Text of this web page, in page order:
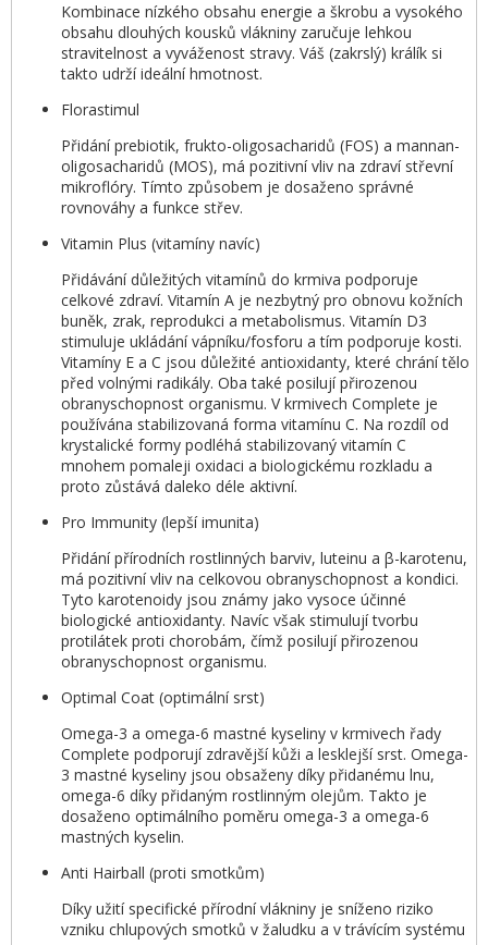
Kombinace nízkého obsahu energie a škrobu a vysokého
obsahu dlouhých kousků vlákniny zaručuje lehkou
stravitelnost a vyváženost stravy. Váš (zakrslý) králík si
takto udrží ideální hmotnost.
Florastimul
Přidání prebiotik, frukto-oligosacharidů (FOS) a mannan-
oligosacharidů (MOS), má pozitivní vliv na zdraví střevní
mikroflóry. Tímto způsobem je dosaženo správné
rovnováhy a funkce střev.
Vitamin Plus (vitamíny navíc)
Přidávání důležitých vitamínů do krmiva podporuje
celkové zdraví. Vitamín A je nezbytný pro obnovu kožních
buněk, zrak, reprodukci a metabolismus. Vitamín D3
stimuluje ukládání vápníku/fosforu a tím podporuje kosti.
Vitamíny E a C jsou důležité antioxidanty, které chrání tělo
před volnými radikály. Oba také posilují přirozenou
obranyschopnost organismu. V krmivech Complete je
používána stabilizovaná forma vitamínu C. Na rozdíl od
krystalické formy podléhá stabilizovaný vitamín C
mnohem pomaleji oxidaci a biologickému rozkladu a
proto zůstává daleko déle aktivní.
Pro Immunity (lepší imunita)
Přidání přírodních rostlinných barviv, luteinu a β-karotenu,
má pozitivní vliv na celkovou obranyschopnost a kondici.
Tyto karotenoidy jsou známy jako vysoce účinné
biologické antioxidanty. Navíc však stimulují tvorbu
protilátek proti chorobám, čímž posilují přirozenou
obranyschopnost organismu.
Optimal Coat (optimální srst)
Omega-3 a omega-6 mastné kyseliny v krmivech řady
Complete podporují zdravější kůži a lesklejší srst. Omega-
3 mastné kyseliny jsou obsaženy díky přidanému lnu,
omega-6 díky přidaným rostlinným olejům. Takto je
dosaženo optimálního poměru omega-3 a omega-6
mastných kyselin.
Anti Hairball (proti smotkům)
Díky užití specifické přírodní vlákniny je sníženo riziko
vzniku chlupových smotků v žaludku a v trávícím systému